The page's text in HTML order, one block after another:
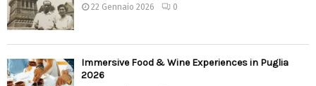
22 Gennaio 2026 0
Immersive Food & Wine Experiences in Puglia
2026